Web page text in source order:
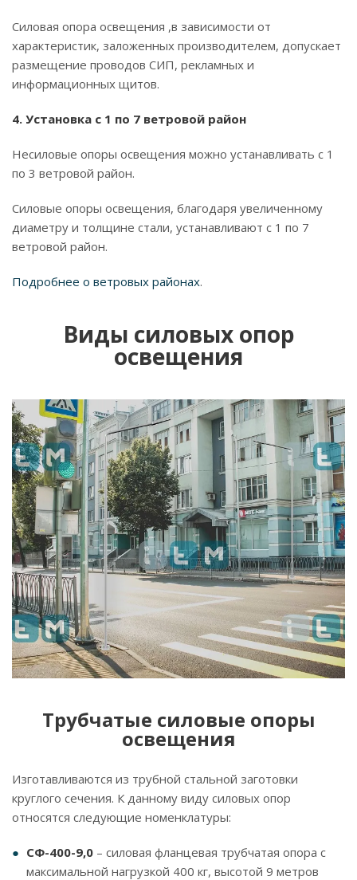
Силовая опора освещения ,в зависимости от
характеристик, заложенных производителем, допускает
размещение проводов СИП, рекламных и
информационных щитов.
4. Установка с 1 по 7 ветровой район
Несиловые опоры освещения можно устанавливать с 1
по 3 ветровой район.
Силовые опоры освещения, благодаря увеличенному
диаметру и толщине стали, устанавливают с 1 по 7
ветровой район.
Подробнее о ветровых районах.
Виды силовых опор
освещения
Трубчатые силовые опоры
освещения
Изготавливаются из трубной стальной заготовки
круглого сечения. К данному виду силовых опор
относятся следующие номенклатуры:
СФ-400-9,0 – силовая фланцевая трубчатая опора с
максимальной нагрузкой 400 кг, высотой 9 метров